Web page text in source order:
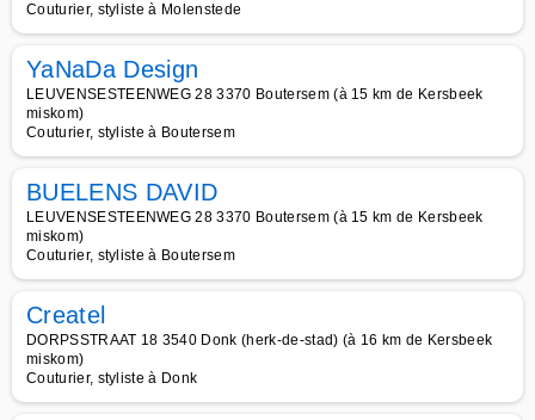
Couturier, styliste à Molenstede
YaNaDa Design
LEUVENSESTEENWEG 28 3370 Boutersem (à 15 km de Kersbeek
miskom)
Couturier, styliste à Boutersem
BUELENS DAVID
LEUVENSESTEENWEG 28 3370 Boutersem (à 15 km de Kersbeek
miskom)
Couturier, styliste à Boutersem
Createl
DORPSSTRAAT 18 3540 Donk (herk-de-stad) (à 16 km de Kersbeek
miskom)
Couturier, styliste à Donk